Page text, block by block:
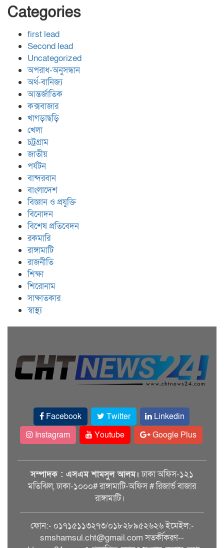
Categories
first lead
Second lead
Uncategorized
অপরাধ-অনুসন্ধান
অর্থ-বানিজ্য
আন্তর্জাতিক
কক্সবাজার
খাগড়াছড়ি
খেলা
চট্রগ্রাম
জাতীয়
পর্যটন
বান্দরবান
বাংলাদেশ
বিজ্ঞান ও প্রযুক্তি
বিনোদন
বিশেষ প্রতিবেদন
রকমারি
রাঙ্গামাটি
রাজনীতি
শিক্ষা
শিরোনাম
সাক্ষাতকার
স্বাস্থ্য
Facebook Twitter
Linkedin
Instagram
Youtube Google Plus
সম্পাদক : এসএম শামসুল আলম। ঢাকা অফিস-১২১
মতিঝিল, ঢাকা-১০০০# রাঙ্গামাটি-অফিস # রিজার্ভ বাজার
রাঙ্গামাটি।
ফোন:- ০১৭১৫১১৩২৭৩/০১৮২৮৯৫২৬২৬ ইমেইল:-
smshamsul.cht@gmail.com সতর্কীকরণ--